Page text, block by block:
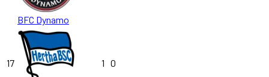
BFC Dynamo
17 1 0